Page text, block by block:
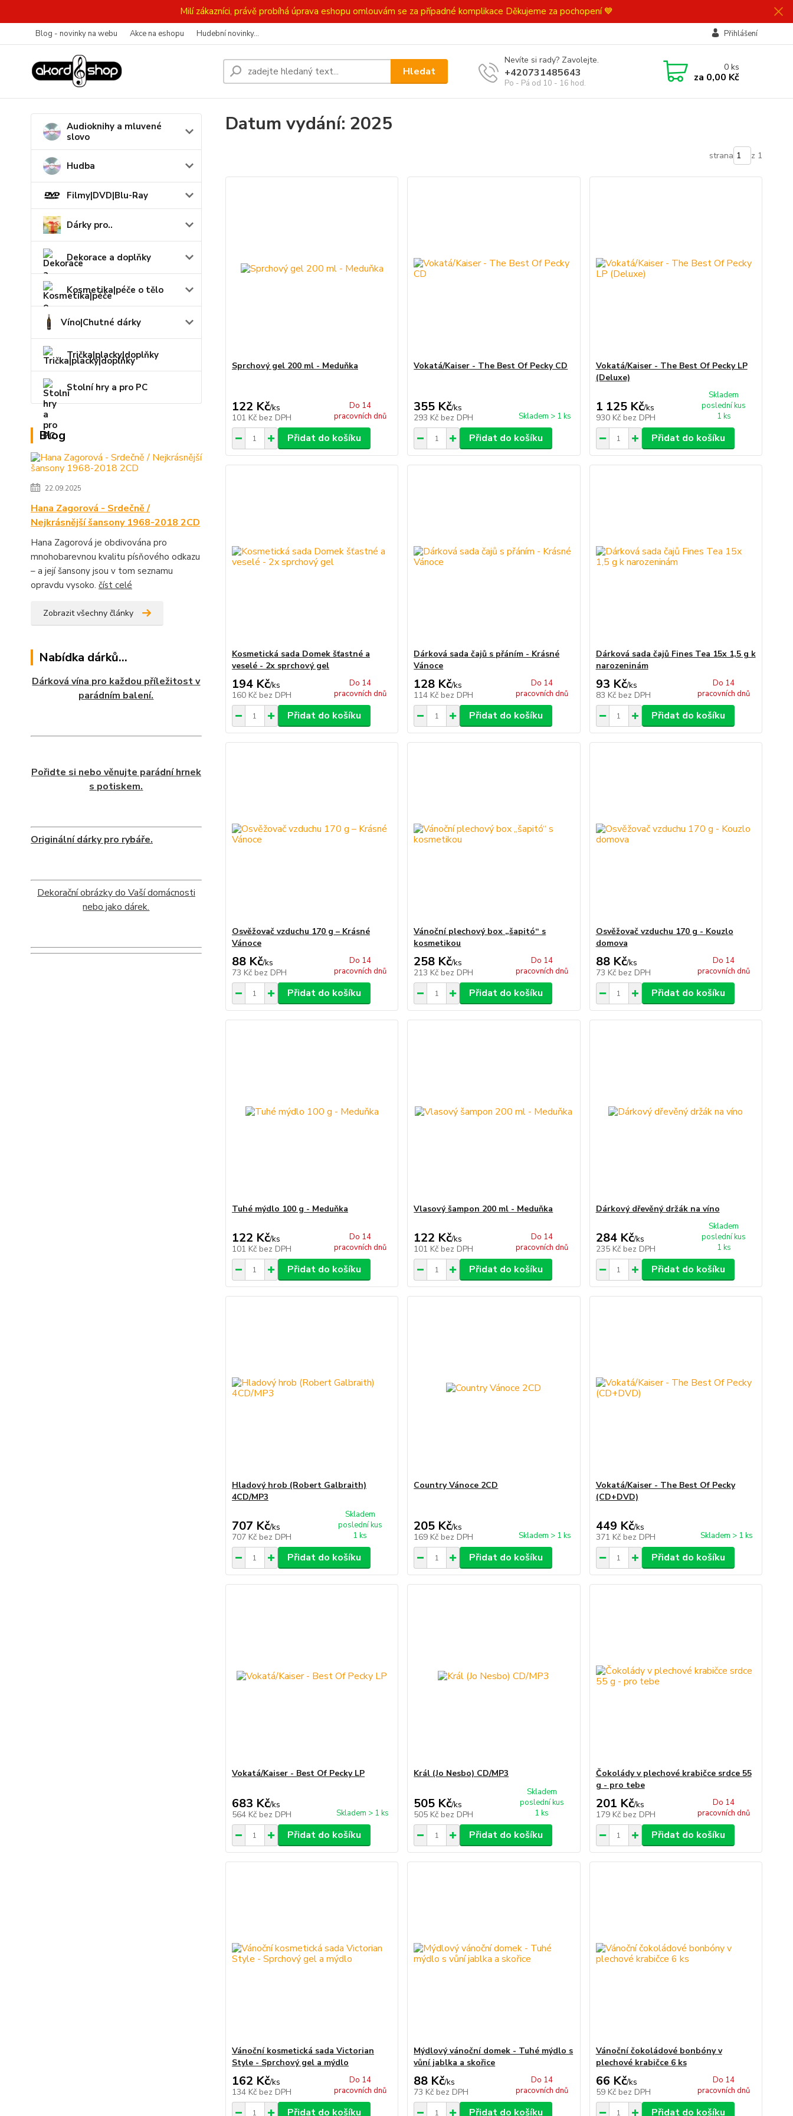
Milí zákazníci, právě probíhá úprava eshopu omlouvám se za případné komplikace Děkujeme za pochopení 💙
Blog - novinky na webu Akce na eshopu Hudební novinky... Přihlášení
Hledat
Nevíte si rady? Zavolejte.
+420731485643
Po - Pá od 10 - 16 hod.
0ks
za 0,00 Kč
Audioknihy a mluvené
slovo
Hudba
Filmy|DVD|Blu-Ray
Dárky pro..
Dekorace a doplňky
Kosmetika|péče o tělo
Víno|Chutné dárky
Trička|placky|doplňky
Stolní hry a pro PC
Blog
22.09.2025
Hana Zagorová - Srdečně /
Nejkrásnější šansony 1968-2018 2CD
Hana Zagorová je obdivována pro
mnohobarevnou kvalitu písňového odkazu
– a její šansony jsou v tom seznamu
opravdu vysoko. číst celé
Zobrazit všechny články
Nabídka dárků...
Dárková vína pro každou příležitost v
parádním balení.
Pořidte si nebo věnujte parádní hrnek
s potiskem.
Originální dárky pro rybáře.
Dekorační obrázky do Vaší domácnosti
nebo jako dárek.
Datum vydání: 2025
strana z 1
Sprchový gel 200 ml - Meduňka
122 Kč/ks
101 Kč bez DPH
Do 14
pracovních dnů
Přidat do košíku
Vokatá/Kaiser - The Best Of Pecky CD
355 Kč/ks
293 Kč bez DPH Skladem > 1 ks
Přidat do košíku
Vokatá/Kaiser - The Best Of Pecky LP
(Deluxe)
1 125 Kč/ks
930 Kč bez DPH
Skladem
poslední kus
1 ks
Přidat do košíku
Kosmetická sada Domek šťastné a
veselé - 2x sprchový gel
194 Kč/ks
160 Kč bez DPH
Do 14
pracovních dnů
Přidat do košíku
Dárková sada čajů s přáním - Krásné
Vánoce
128 Kč/ks
114 Kč bez DPH
Do 14
pracovních dnů
Přidat do košíku
Dárková sada čajů Fines Tea 15x 1,5 g k
narozeninám
93 Kč/ks
83 Kč bez DPH
Do 14
pracovních dnů
Přidat do košíku
Osvěžovač vzduchu 170 g – Krásné
Vánoce
88 Kč/ks
73 Kč bez DPH
Do 14
pracovních dnů
Přidat do košíku
Vánoční plechový box „šapitó“ s
kosmetikou
258 Kč/ks
213 Kč bez DPH
Do 14
pracovních dnů
Přidat do košíku
Osvěžovač vzduchu 170 g - Kouzlo
domova
88 Kč/ks
73 Kč bez DPH
Do 14
pracovních dnů
Přidat do košíku
Tuhé mýdlo 100 g - Meduňka
122 Kč/ks
101 Kč bez DPH
Do 14
pracovních dnů
Přidat do košíku
Vlasový šampon 200 ml - Meduňka
122 Kč/ks
101 Kč bez DPH
Do 14
pracovních dnů
Přidat do košíku
Dárkový dřevěný držák na víno
284 Kč/ks
235 Kč bez DPH
Skladem
poslední kus
1 ks
Přidat do košíku
Hladový hrob (Robert Galbraith)
4CD/MP3
707 Kč/ks
707 Kč bez DPH
Skladem
poslední kus
1 ks
Přidat do košíku
Country Vánoce 2CD
205 Kč/ks
169 Kč bez DPH Skladem > 1 ks
Přidat do košíku
Vokatá/Kaiser - The Best Of Pecky
(CD+DVD)
449 Kč/ks
371 Kč bez DPH Skladem > 1 ks
Přidat do košíku
Vokatá/Kaiser - Best Of Pecky LP
683 Kč/ks
564 Kč bez DPH Skladem > 1 ks
Přidat do košíku
Král (Jo Nesbo) CD/MP3
505 Kč/ks
505 Kč bez DPH
Skladem
poslední kus
1 ks
Přidat do košíku
Čokolády v plechové krabičce srdce 55
g - pro tebe
201 Kč/ks
179 Kč bez DPH
Do 14
pracovních dnů
Přidat do košíku
Vánoční kosmetická sada Victorian
Style - Sprchový gel a mýdlo
162 Kč/ks
134 Kč bez DPH
Do 14
pracovních dnů
Přidat do košíku
Mýdlový vánoční domek - Tuhé mýdlo s
vůní jablka a skořice
88 Kč/ks
73 Kč bez DPH
Do 14
pracovních dnů
Přidat do košíku
Vánoční čokoládové bonbóny v
plechové krabičce 6 ks
66 Kč/ks
59 Kč bez DPH
Do 14
pracovních dnů
Přidat do košíku